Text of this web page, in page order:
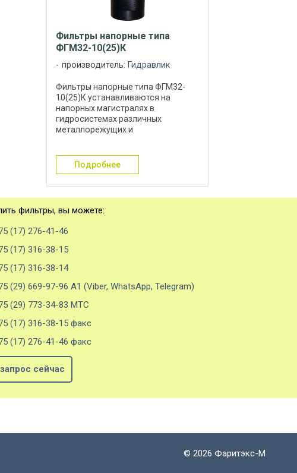
Фильтры напорные типа
ФГМ32-10(25)К
производитель: Гидравлик
Фильтры напорные типа ФГМ32-
10(25)К устанавливаются на
напорных магистралях в
гидросистемах различных
металлорежущих и
различной дорожно-строительной
техники и служат для очистки от ...
подробнее
фильтры, вы можете:
(17) 276-41-46
(17) 316-38-15
(17) 316-38-14
(29) 669-97-96 А1 (Viber, WhatsApp, Telegram)
(29) 773-34-83 МТС
(17) 316-38-15 факс
(17) 276-41-46 факс
сейчас
© 2026 Фаритэкс-М